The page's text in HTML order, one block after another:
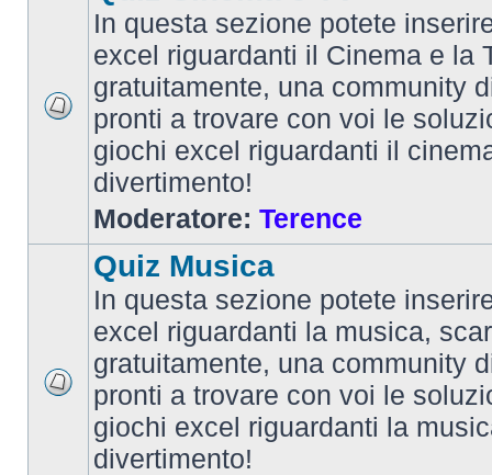
In questa sezione potete
excel riguardanti il Cinema e la
gratuitamente, una community
pronti a trovare con voi le
giochi excel riguardanti il
divertimento!
Moderatore: Terence
Quiz Musica
In questa sezione potete
excel riguardanti la musica,
gratuitamente, una community
pronti a trovare con voi le
giochi excel riguardanti la
divertimento!